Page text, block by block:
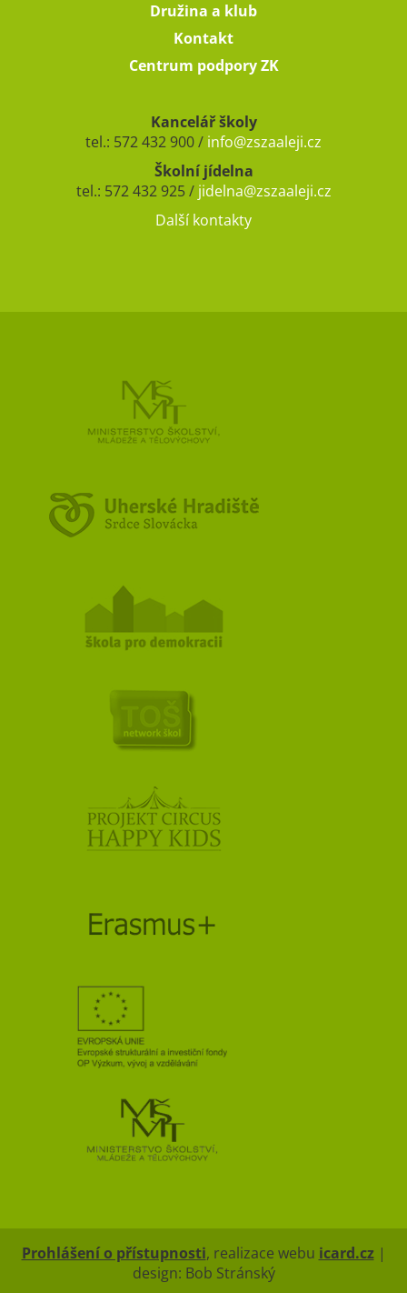
Družina a klub
Kontakt
Centrum podpory ZK
Kancelář školy
tel.: 572 432 900 / info@zszaaleji.cz
Školní jídelna
tel.: 572 432 925 / jidelna@zszaaleji.cz
Další kontakty
Prohlášení o přístupnosti, realizace webu icard.cz|
design: Bob Stránský